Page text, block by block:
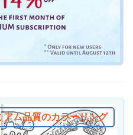
アム品質のカラーリング